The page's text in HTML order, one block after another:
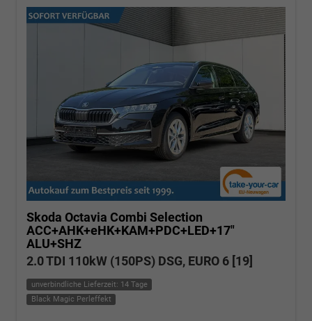
Skoda Octavia Combi Selection
ACC+AHK+eHK+KAM+PDC+LED+17"
ALU+SHZ
2.0 TDI 110kW (150PS) DSG, EURO 6 [19]
unverbindliche Lieferzeit: 14 Tage
Black Magic Perleffekt